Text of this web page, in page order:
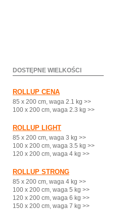
DOSTĘPNE WIELKOŚCI
ROLLUP CENA
85 x 200 cm, waga 2.1 kg >>
100 x 200 cm, waga 2.3 kg >>
ROLLUP LIGHT
85 x 200 cm, waga 3 kg >>
100 x 200 cm, waga 3.5 kg >>
120 x 200 cm, waga 4 kg >>
ROLLUP STRONG
85 x 200 cm, waga 4 kg >>
100 x 200 cm, waga 5 kg >>
120 x 200 cm, waga 6 kg >>
150 x 200 cm, waga 7 kg >>